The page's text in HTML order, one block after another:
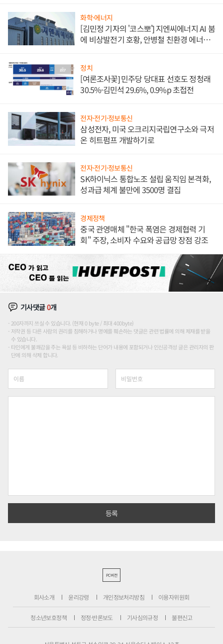
화학·에너지
[김민정 기자의 '코스뽀'] 지엔씨에너지 AI 붐
에 비상발전기 호황, 안병철 친환경 에너지
정치
[여론조사꽃] 민주당 당대표 선호도 정청래
30.5%·김민석 29.6%, 0.9%p 초접전
전자·전기·정보통신
삼성전자, 미국 오크리지국립연구소와 극저
온 히트펌프 개발하기로
전자·전기·정보통신
SK하이닉스 통합노조 설립 움직임 본격화,
성과급 체계 불만에 3500명 결집
경제정책
중국 관영매체 "한국 폭염은 경제협력 기
회" 주장, 소비자 수요와 공급망 장점 강조
기사댓글0개
200자까지 쓰실 수 있습니다. (현재 0 byte / 최대 400byte)
저작권 등 다른 사람의 권리를 침해하거나 명예를 훼손하는 댓글은 관련 법률에 의해 제재를 받을
수 있습니다.
타인에게 불쾌감을 주는 욕설 등 비하하는 단어가 내용에 포함되거나 인신공격성 글은 관리자의 판
단에 의해 삭제 합니다.
PC버전
회사소개 윤리강령 개인정보처리방침 이용자위원회
청소년보호정책 정정·반론보도 기사심의규정 불편신고